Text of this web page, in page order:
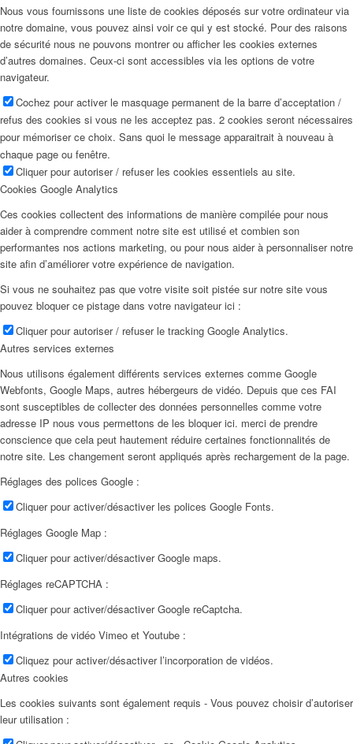
Nous vous fournissons une liste de cookies déposés sur votre ordinateur via
notre domaine, vous pouvez ainsi voir ce qui y est stocké. Pour des raisons
de sécurité nous ne pouvons montrer ou afficher les cookies externes
d’autres domaines. Ceux-ci sont accessibles via les options de votre
navigateur.
Cochez pour activer le masquage permanent de la barre d’acceptation /
refus des cookies si vous ne les acceptez pas. 2 cookies seront nécessaires
pour mémoriser ce choix. Sans quoi le message apparaitrait à nouveau à
chaque page ou fenêtre.
Cliquer pour autoriser / refuser les cookies essentiels au site.
Cookies Google Analytics
Ces cookies collectent des informations de manière compilée pour nous
aider à comprendre comment notre site est utilisé et combien son
performantes nos actions marketing, ou pour nous aider à personnaliser notre
site afin d’améliorer votre expérience de navigation.
Si vous ne souhaitez pas que votre visite soit pistée sur notre site vous
pouvez bloquer ce pistage dans votre navigateur ici :
Cliquer pour autoriser / refuser le tracking Google Analytics.
Autres services externes
Nous utilisons également différents services externes comme Google
Webfonts, Google Maps, autres hébergeurs de vidéo. Depuis que ces FAI
sont susceptibles de collecter des données personnelles comme votre
adresse IP nous vous permettons de les bloquer ici. merci de prendre
conscience que cela peut hautement réduire certaines fonctionnalités de
notre site. Les changement seront appliqués après rechargement de la page.
Réglages des polices Google :
Cliquer pour activer/désactiver les polices Google Fonts.
Réglages Google Map :
Cliquer pour activer/désactiver Google maps.
Réglages reCAPTCHA :
Cliquer pour activer/désactiver Google reCaptcha.
Intégrations de vidéo Vimeo et Youtube :
Cliquez pour activer/désactiver l’incorporation de vidéos.
Autres cookies
Les cookies suivants sont également requis - Vous pouvez choisir d’autoriser
leur utilisation :